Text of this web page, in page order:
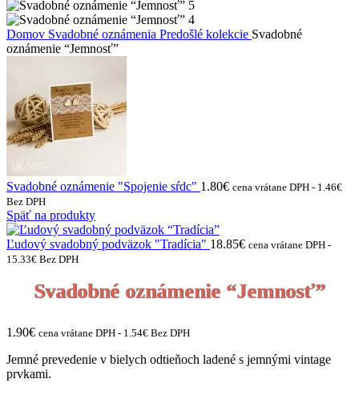
Domov Svadobné oznámenia Predošlé kolekcie Svadobné
oznámenie “Jemnosť”
Svadobné oznámenie "Spojenie sŕdc" 1.80€ cena vrátane DPH - 1.46€
Bez DPH
Späť na produkty
Ľudový svadobný podväzok "Tradícia" 18.85€ cena vrátane DPH -
15.33€ Bez DPH
Svadobné oznámenie “Jemnosť”
1.90€ cena vrátane DPH - 1.54€ Bez DPH
Jemné prevedenie v bielych odtieňoch ladené s jemnými vintage
prvkami.